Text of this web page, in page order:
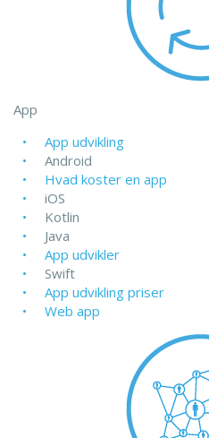
App
App udvikling
Android
Hvad koster en app
iOS
Kotlin
Java
App udvikler
Swift
App udvikling priser
Web app